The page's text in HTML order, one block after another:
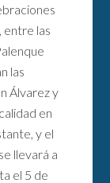
entre las
las
Álvarez y
en
y el
llevará a
el 5 de